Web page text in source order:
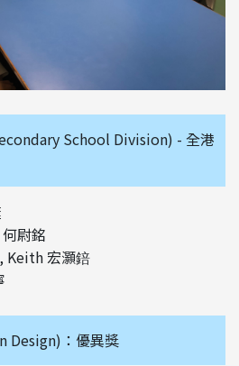
School Division) - 全港
尉銘
Keith 宏灝錇
Design)：優異獎